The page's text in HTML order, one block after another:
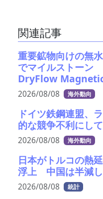
関連記事
重要鉱物向けの無
でマイルストーン
DryFlow
2026/08/08 海外動向
ドイツ鉄鋼連盟、
的な競争不利にし
2026/08/08 海外動向
日本がトルコの熱
浮上 中国は半減
2026/08/08 統計